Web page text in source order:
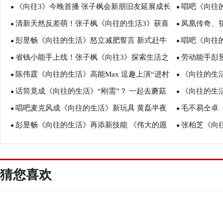
发高能回忆杀
● 《向往3》今晚首播 张子枫会新朋旧友延展成长
的故事
● 唱吧《向往
能回忆杀
● 清新天然反差萌！张子枫《向往的生活3》获喜
爱
● 凤凰传奇、
宠粉还能这样
● 彭昱畅《向往的生活》怒立减肥誓言 新式赶牛
犁地花样多
● 唱吧《向往
唱会”
● 省钱小能手上线！张子枫《向往3》探索生活之
趣
● 劳动能手彭
笑点
● 陈伟霆《向往的生活》高能Max 逗趣上演“进村
大变样”
● 《向往的
房带来清静体
● 话筒竟成《向往的生活》“刚需”？ 一起去蘑菇
屋欢唱吧
● 《向往的
童”新称号
● 唱吧麦克风成《向往的生活》新玩具 黄磊半夜
戏耍潘石屹笑哭众人
● 毛不易仝卓
● 彭昱畅《向往的生活》再添新技能 《伟大的愿
望》发布会笑声不断
● 张柏芝《向
贤齐星愿CP
猜您喜欢